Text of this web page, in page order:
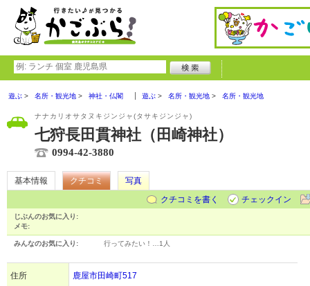
遊ぶ 名所・観光地 神社・仏閣 遊ぶ 名所・観光地 名所・観光地
ナナカリオサタヌキジンジャ(タサキジンジャ)
七狩長田貫神社（田崎神社）
0994-42-3880
基本情報 クチコミ
写真
クチコミを書く
チェックイン
じぶんのお気に入り:
メモ:
みんなのお気に入り: 行ってみたい！… 1人
住所 鹿屋市田崎町517